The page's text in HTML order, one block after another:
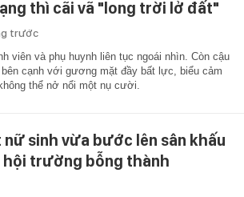
thì cãi vã "long trời lở đất"
trước
viên và phụ huynh liên tục ngoái nhìn. Còn cậu
cạnh với gương mặt đầy bất lực, biểu cảm
thể nở nổi một nụ cười.
sinh vừa bước lên sân khấu
hội trường bỗng thành